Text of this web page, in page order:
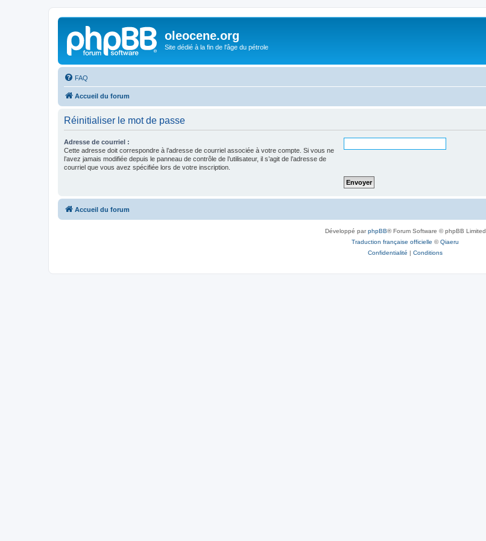
oleocene.org
Site dédié à la fin de l'âge du pétrole
FAQ
Accueil du forum
Réinitialiser le mot de passe
Adresse de courriel :
Cette adresse doit correspondre à l’adresse de courriel associée à votre compte. Si vous ne
l’avez jamais modifiée depuis le panneau de contrôle de l’utilisateur, il s’agit de l’adresse de
courriel que vous avez spécifiée lors de votre inscription.
Accueil du forum
Développé parphpBB® Forum Software © phpBB Limited
Traduction française officielle ©Qiaeru
Confidentialité | Conditions